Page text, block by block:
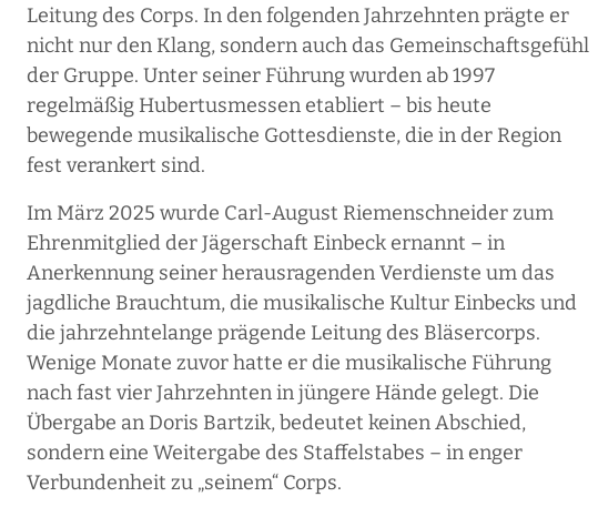
Leitung des Corps. In den folgenden Jahrzehnten prägte er
nicht nur den Klang, sondern auch das Gemeinschaftsgefühl
der Gruppe. Unter seiner Führung wurden ab 1997
regelmäßig Hubertusmessen etabliert – bis heute
bewegende musikalische Gottesdienste, die in der Region
fest verankert sind.
Im März 2025 wurde Carl-August Riemenschneider zum
Ehrenmitglied der Jägerschaft Einbeck ernannt – in
Anerkennung seiner herausragenden Verdienste um das
jagdliche Brauchtum, die musikalische Kultur Einbecks und
die jahrzehntelange prägende Leitung des Bläsercorps.
Wenige Monate zuvor hatte er die musikalische Führung
nach fast vier Jahrzehnten in jüngere Hände gelegt. Die
Übergabe an Doris Bartzik, bedeutet keinen Abschied,
sondern eine Weitergabe des Staffelstabes – in enger
Verbundenheit zu „seinem“ Corps.